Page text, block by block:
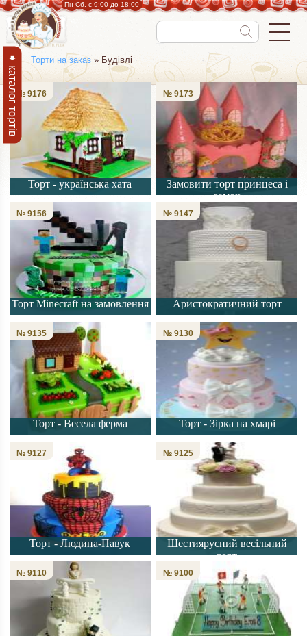
Пн-Cб. с 9:00 до 18:00
Торти на заказ » Будівлі
Торт - українська хата
№ 9176
Замовити торт принцеса і
замок
№ 9173
Торт Minecraft на замовлення
№ 9156
Аристократичний торт
№ 9147
Торт - Весела ферма
№ 9135
Торт - Зірка на хмарі
№ 9130
Торт - Людина-Павук
№ 9127
Шестиярусний весільний
торт
№ 9125
№ 9110 № 9100
➧ каталог тортів